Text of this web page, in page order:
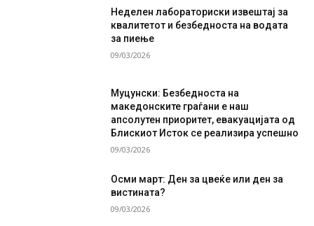
Неделен лабораториски извештај за
квалитетот и безбедноста на водата
за пиење
09/03/2026
Муцунски: Безбедноста на
македонските граѓани е наш
апсолутен приоритет, евакуацијата од
Блискиот Исток се реализира успешно
09/03/2026
Осми март: Ден за цвеќе или ден за
вистината?
09/03/2026